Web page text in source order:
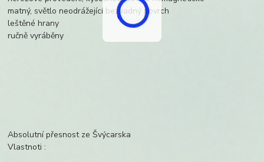
matný, světlo neodrážející bezvadný povrch
leštěné hrany
ručně vyráběny
Absolutní přesnost ze Švýcarska
Vlastnoti :